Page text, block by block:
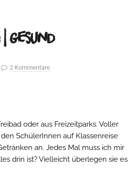
gesund
2 Kommentare
oder aus Freizeitparks. Voller
SchülerInnen auf Klassenreise
an. Jedes Mal muss ich mir
drin ist? Vielleicht überlegen sie es